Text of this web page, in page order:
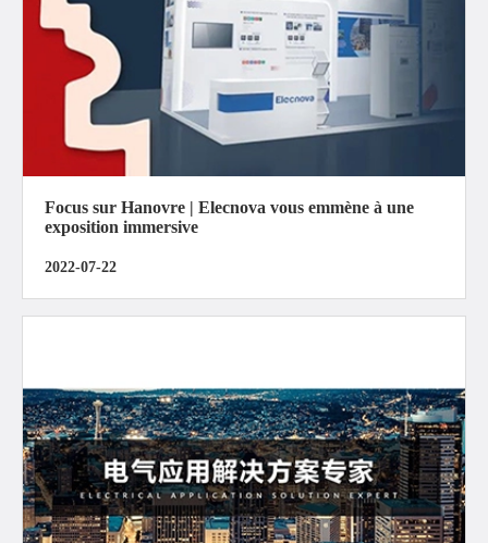
Focus sur Hanovre | Elecnova vous emmène à une
exposition immersive
2022-07-22